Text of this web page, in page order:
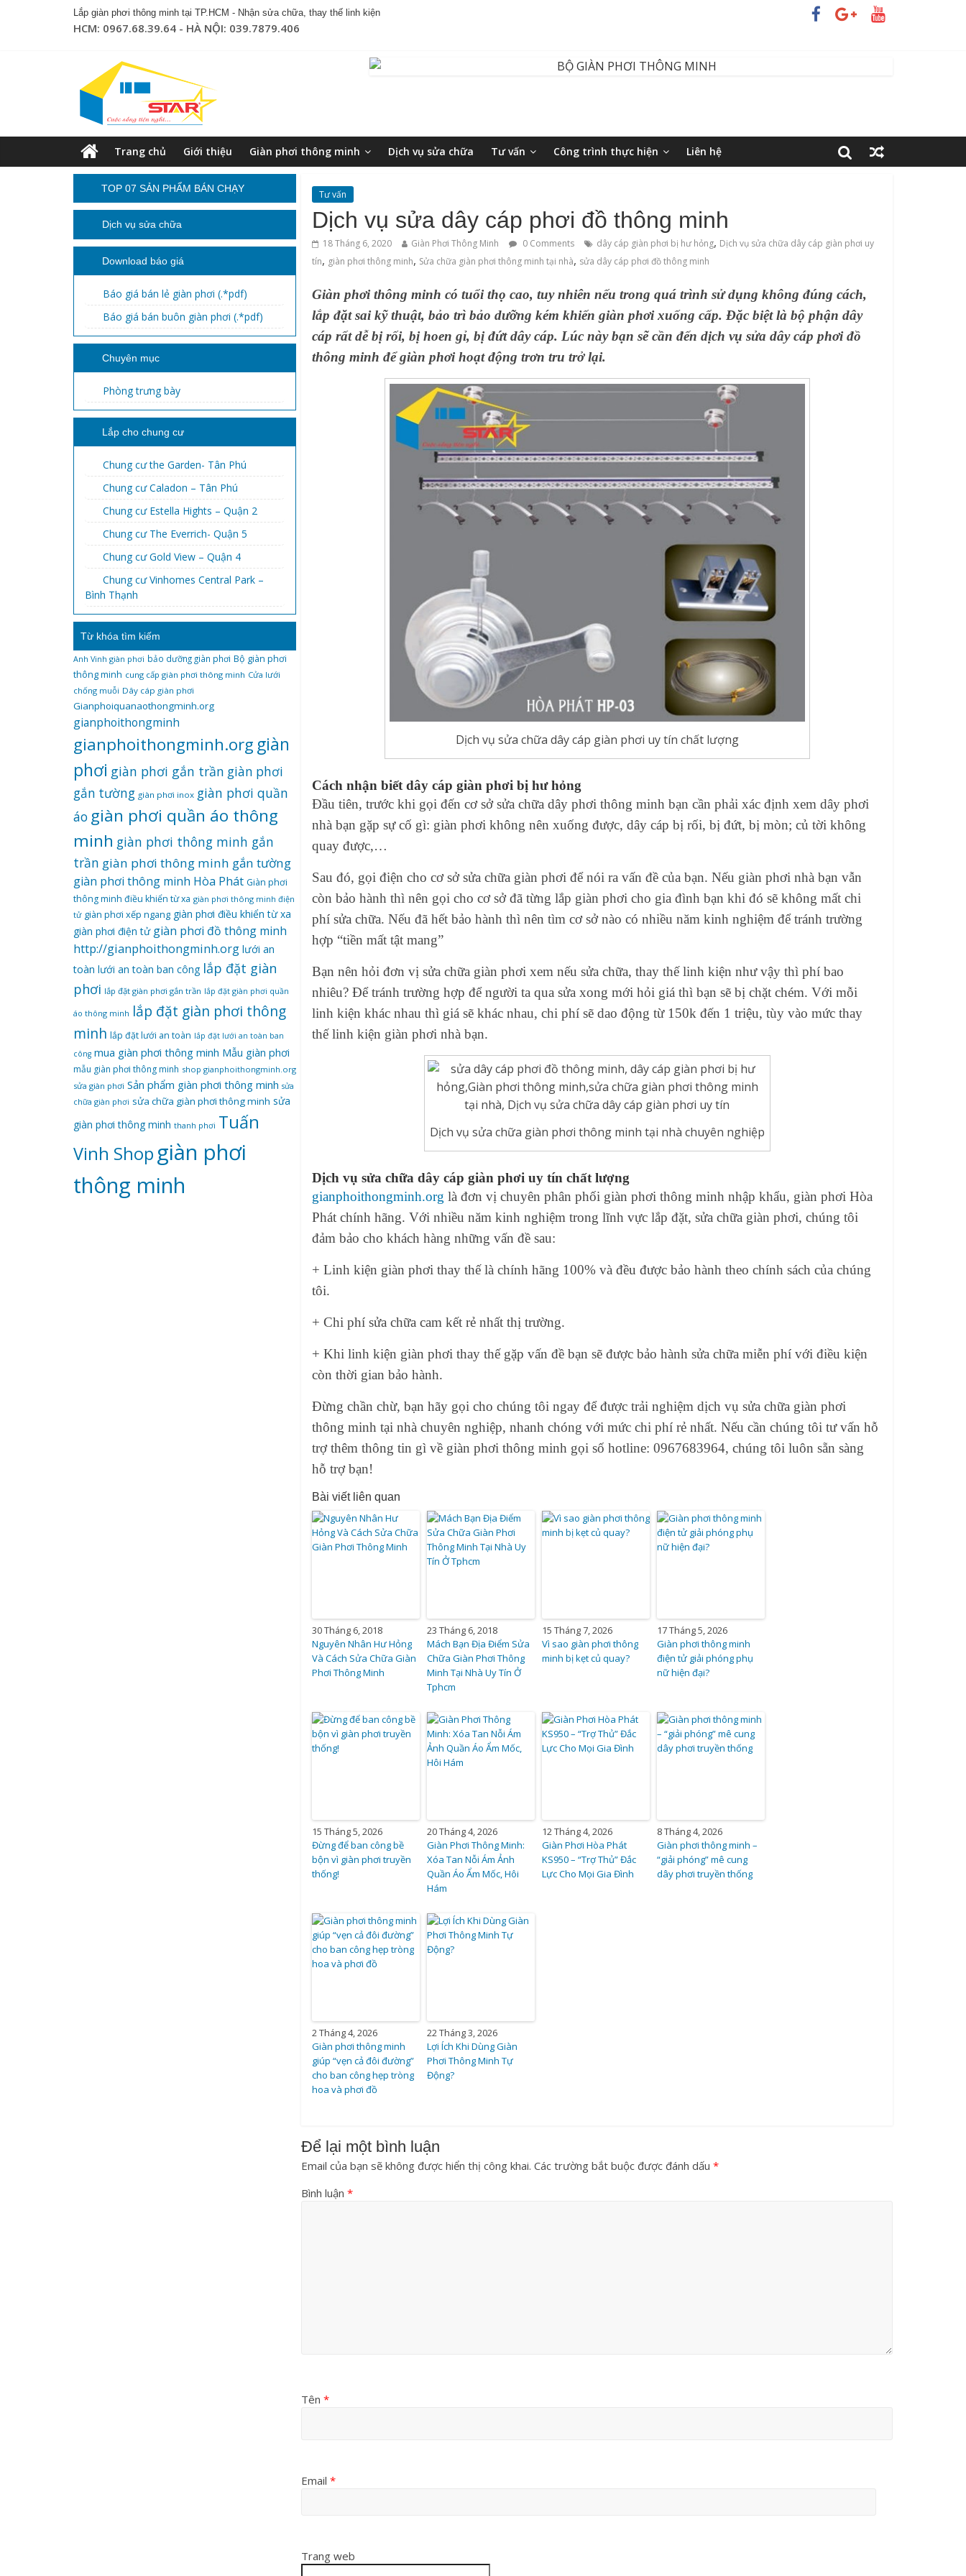
Lắp giàn phơi thông minh tại TP.HCM - Nhận sửa chữa, thay thế linh kiện
HCM: 0967.68.39.64 - HÀ NỘI: 039.7879.406
Trang chủ Giới thiệu Giàn phơi thông minh Dịch vụ sửa chữa Tư vấn Công trình thực hiện Liên hệ
Tư vấn
Dịch vụ sửa dây cáp phơi đồ thông minh
18 Tháng 6, 2020 Giàn Phơi Thông Minh 0 Comments dây cáp giàn phơi bị hư hỏng, Dịch vụ sửa chữa dây cáp giàn phơi uy
tín, ‌giàn‌ ‌phơi‌ ‌thông‌ ‌minh, Sửa chữa giàn phơi thông minh tại nhà, sửa dây cáp phơi đồ thông minh
Giàn phơi thông minh có tuổi thọ cao, tuy nhiên nếu trong quá trình sử dụng không đúng cách,
lắp đặt sai kỹ thuật, bảo trì bảo dưỡng kém khiến giàn phơi xuống cấp. Đặc biệt là bộ phận dây
cáp rất dễ bị rối, bị hoen gỉ, bị đứt dây cáp. Lúc này bạn sẽ cần đến dịch vụ sửa dây cáp phơi đồ
thông minh để giàn phơi hoạt động trơn tru trở lại.
Dịch vụ sửa chữa dây cáp giàn phơi uy tín chất lượng
Cách nhận biết dây cáp giàn phơi bị hư hỏng
Đầu tiên, trước khi gọi đến cơ sở sửa chữa dây phơi thông minh bạn cần phải xác định xem dây phơi
nhà bạn gặp sự cố gì: giàn phơi không nên xuống được, dây cáp bị rối, bị đứt, bị mòn; củ tời không
quay được,…
Sau đó, gọi điện cho cơ sở sửa chữa giàn phơi để nói ra vấn đề của bạn. Nếu giàn phơi nhà bạn vẫn
còn bảo hành thì nên gọi cho cơ sở đã từng lắp giàn phơi cho gia đình bạn khi đó sẽ không mất chi
phí sửa chữa. Nếu đã hết bảo hành thì nên tìm cơ sở nào có nhiều năm kinh nghiệm để tránh trường
hợp “tiền mất tật mang”
Bạn nên hỏi đơn vị sửa chữa giàn phơi xem nếu sửa chữa, thay thế linh kiện như vậy thì phí bao
nhiêu? Để tránh trường hợp để người ta qua sửa xong mới hỏi giá thì bạn sẽ bị chặt chém. Với mỗi
linh kiện khác nhau thì giá sẽ khác nhau, chi phí sẽ dao động từ 150k đến 1 triệu, tùy vào mức thay
thế linh kiện giàn phơi nhà bạn.
Dịch vụ sửa chữa giàn phơi thông minh tại nhà chuyên nghiệp
Dịch vụ sửa chữa dây cáp giàn phơi uy tín chất lượng
gianphoithongminh.org là đơn vị chuyên phân phối giàn phơi thông minh nhập khẩu, giàn phơi Hòa
Phát chính hãng. Với nhiều năm kinh nghiệm trong lĩnh vực lắp đặt, sửa chữa giàn phơi, chúng tôi
đảm bảo cho khách hàng những vấn đề sau:
+ Linh kiện giàn phơi thay thế là chính hãng 100% và đều được bảo hành theo chính sách của chúng
tôi.
+ Chi phí sửa chữa cam kết rẻ nhất thị trường.
+ Khi linh kiện giàn phơi thay thế gặp vấn đề bạn sẽ được bảo hành sửa chữa miễn phí với điều kiện
còn thời gian bảo hành.
Đừng chần chừ, bạn hãy gọi cho chúng tôi ngay để được trải nghiệm dịch vụ sửa chữa giàn phơi
thông minh tại nhà chuyên nghiệp, nhanh chóng với mức chi phí rẻ nhất. Nếu cần chúng tôi tư vấn hỗ
trợ thêm thông tin gì về giàn phơi thông minh gọi số hotline: 0967683964, chúng tôi luôn sẵn sàng
hỗ trợ bạn!
Bài viết liên quan
30 Tháng 6, 2018
Nguyên Nhân Hư Hỏng
Và Cách Sửa Chữa Giàn
Phơi Thông Minh
23 Tháng 6, 2018
Mách Bạn Địa Điểm Sửa
Chữa Giàn Phơi Thông
Minh Tại Nhà Uy Tín Ở
Tphcm
15 Tháng 7, 2026
Vì sao giàn phơi thông
minh bị kẹt củ quay?
17 Tháng 5, 2026
Giàn phơi thông minh
điện tử giải phóng phụ
nữ hiện đại?
15 Tháng 5, 2026
Đừng để ban công bề
bộn vì giàn phơi truyền
thống!
20 Tháng 4, 2026
Giàn Phơi Thông Minh:
Xóa Tan Nỗi Ám Ảnh
Quần Áo Ẩm Mốc, Hôi
Hám
12 Tháng 4, 2026
Giàn Phơi Hòa Phát
KS950 – “Trợ Thủ” Đắc
Lực Cho Mọi Gia Đình
8 Tháng 4, 2026
Giàn phơi thông minh –
“giải phóng” mê cung
dây phơi truyền thống
2 Tháng 4, 2026
Giàn phơi thông minh
giúp “vẹn cả đôi đường”
cho ban công hẹp tròng
hoa và phơi đồ
22 Tháng 3, 2026
Lợi Ích Khi Dùng Giàn
Phơi Thông Minh Tự
Động?
Để lại một bình luận
Email của bạn sẽ không được hiển thị công khai. Các trường bắt buộc được đánh dấu*
Bình luận*
Tên*
Email*
Trang web
TOP 07 SẢN PHẨM BÁN CHẠY
Dịch vụ sửa chữa
Download báo giá
Báo giá bán lẻ giàn phơi (.*pdf)
Báo giá bán buôn giàn phơi (.*pdf)
Chuyên mục
Phòng trưng bày
Lắp cho chung cư
Chung cư the Garden- Tân Phú
Chung cư Caladon – Tân Phú
Chung cư Estella Hights – Quận 2
Chung cư The Everrich- Quận 5
Chung cư Gold View – Quận 4
Chung cư Vinhomes Central Park –
Bình Thạnh
Từ khóa tìm kiếm
Anh Vinh giàn phơi bảo dưỡng giàn phơi Bộ giàn phơi
thông minh cung cấp giàn phơi thông minh Cửa lưới
chống muỗi Dây cáp giàn phơi
Gianphoiquanaothongminh.org
gianphoithongminh
gianphoithongminh.org giàn
phơi giàn phơi gắn trần giàn phơi
gắn tường giàn phơi inox giàn phơi quần
áo giàn phơi quần áo thông
minh giàn phơi thông minh gắn
trần giàn phơi thông minh gắn tường
giàn phơi thông minh Hòa Phát Giàn phơi
thông minh điều khiển từ xa giàn phơi thông minh điện
tử giàn phơi xếp ngang giàn phơi điều khiển từ xa
giàn phơi điện tử giàn phơi đồ thông minh
http://gianphoithongminh.org lưới an
toàn lưới an toàn ban công lắp đặt giàn
phơi lắp đặt giàn phơi gắn trần lắp đặt giàn phơi quần
áo thông minh lắp đặt giàn phơi thông
minh lắp đặt lưới an toàn lắp đặt lưới an toàn ban
công mua giàn phơi thông minh Mẫu giàn phơi
mẫu giàn phơi thông minh shop gianphoithongminh.org
sửa giàn phơi Sản phẩm giàn phơi thông minh sửa
chữa giàn phơi sửa chữa giàn phơi thông minh sửa
giàn phơi thông minh thanh phơi Tuấn
Vinh Shop‌giàn‌ ‌phơi‌
‌thông‌ ‌minh